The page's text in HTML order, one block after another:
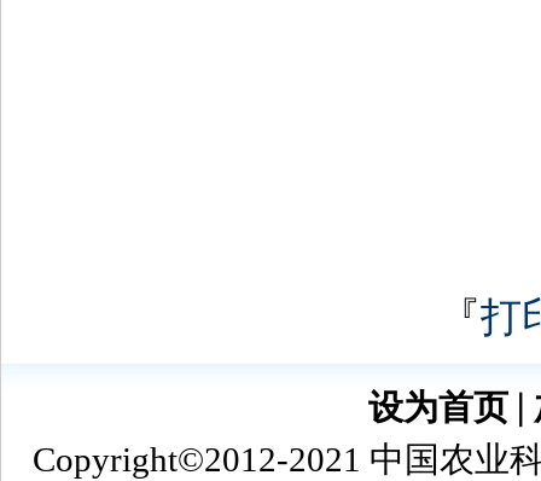
『打
设为首页
Copyright©2012-2021 中国农业